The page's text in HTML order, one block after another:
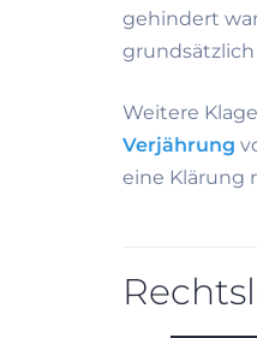
gehindert
Weitere
Verjährung
eine Klärung